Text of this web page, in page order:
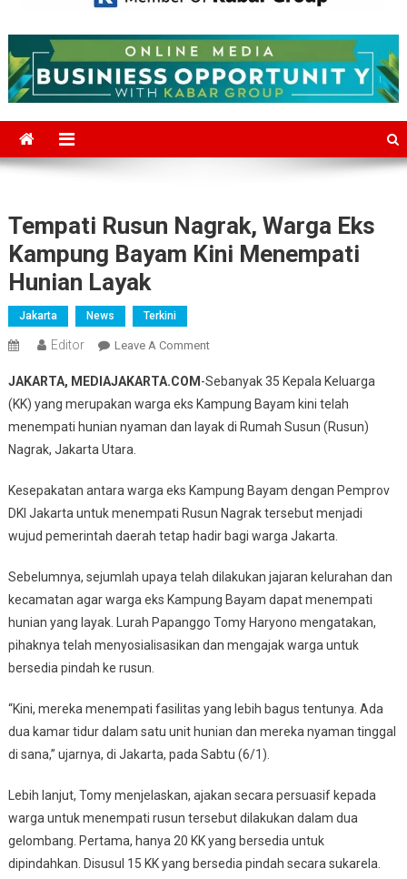
Mediajakarta.com
Tempati Rusun Nagrak, Warga Eks
Kampung Bayam Kini Menempati
Hunian Layak
Jakarta News Terkini
Editor Leave A CommentOn
Rusun
Nagrak,
Warga
Bayam
Kini
Menempati
Layak
JAKARTA, MEDIAJAKARTA.COM -Sebanyak 35 Kepala Keluarga
(KK) yang merupakan warga eks Kampung Bayam kini telah
menempati hunian nyaman dan layak di Rumah Susun (Rusun)
Nagrak, Jakarta Utara.
Kesepakatan antara warga eks Kampung Bayam dengan Pemprov
DKI Jakarta untuk menempati Rusun Nagrak tersebut menjadi
wujud pemerintah daerah tetap hadir bagi warga Jakarta.
Sebelumnya, sejumlah upaya telah dilakukan jajaran kelurahan dan
kecamatan agar warga eks Kampung Bayam dapat menempati
hunian yang layak. Lurah Papanggo Tomy Haryono mengatakan,
pihaknya telah menyosialisasikan dan mengajak warga untuk
bersedia pindah ke rusun.
“Kini, mereka menempati fasilitas yang lebih bagus tentunya. Ada
dua kamar tidur dalam satu unit hunian dan mereka nyaman tinggal
di sana,” ujarnya, di Jakarta, pada Sabtu (6/1).
Lebih lanjut, Tomy menjelaskan, ajakan secara persuasif kepada
warga untuk menempati rusun tersebut dilakukan dalam dua
gelombang. Pertama, hanya 20 KK yang bersedia untuk
dipindahkan. Disusul 15 KK yang bersedia pindah secara sukarela.